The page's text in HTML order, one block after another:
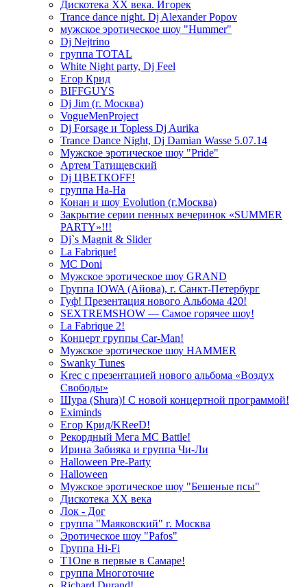
Дискотека ХХ века. Игорек
Trance dance night. Dj Alexander Popov
мужское эротическое шоу "Hummer"
Dj Nejtrino
группа TOTAL
White Night party, Dj Feel
Егор Крид
BIFFGUYS
Dj Jim (г. Москва)
VogueMenProject
Dj Forsage и Topless Dj Aurika
Trance Dance Night, Dj Damian Wasse 5.07.14
Мужское эротическое шоу "Pride"
Артем Татищевский
Dj ЦВЕТКOFF!
группа На-На
Конан и шоу Evolution (г.Москва)
Закрытие серии пенных вечеринок «SUMMER
PARTY»!!!
Dj`s Magnit & Slider
La Fabrique!
MC Doni
Мужское эротическое шоу GRAND
Группа IOWA (Айова), г. Санкт-Петербург
Гуф! Презентация нового Альбома 420!
SEXTREMSHOW — Самое горячее шоу!
La Fabrique 2!
Концерт группы Car-Man!
Мужское эротическое шоу HAMMER
Swanky Tunes
Krec с презентацией нового альбома «Воздух
Свободы»
Шура (Shura)! С новой концертной программой!
Eximinds
Егор Крид/KReeD!
Рекордный Мега МС Battle!
Ирина Забияка и группа Чи-Ли
Halloween Pre-Party
Halloween
Мужское эротическое шоу "Бешеные псы"
Дискотека ХХ века
Лок - Дог
группа "Маяковский" г. Москва
Эротическое шоу "Pafos"
Группа Hi-Fi
T1One в первые в Самаре!
группа Многоточие